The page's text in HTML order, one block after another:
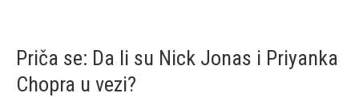
Priča se: Da li su Nick Jonas i Priyanka
Chopra u vezi?